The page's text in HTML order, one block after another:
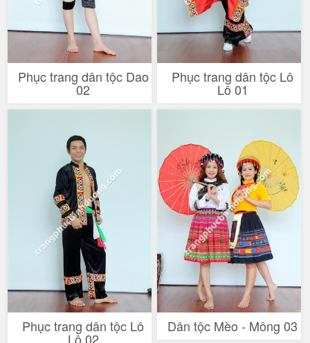
Phục trang dân tộc Dao
02
Phục trang dân tộc Lô
Lô 01
Phục trang dân tộc Lô
Lô 02
Dân tộc Mèo - Mông 03